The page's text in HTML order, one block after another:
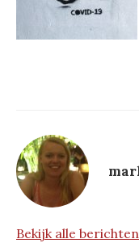
Bekijk alle